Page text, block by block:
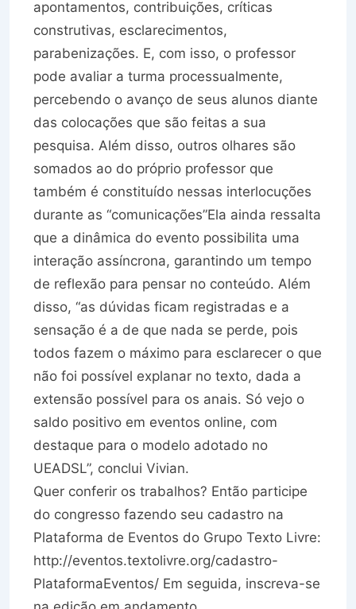
apontamentos, contribuições, críticas
construtivas, esclarecimentos,
parabenizações. E, com isso, o professor
pode avaliar a turma processualmente,
percebendo o avanço de seus alunos diante
das colocações que são feitas a sua
pesquisa. Além disso, outros olhares são
somados ao do próprio professor que
também é constituído nessas interlocuções
durante as “comunicações”Ela ainda ressalta
que a dinâmica do evento possibilita uma
interação assíncrona, garantindo um tempo
de reflexão para pensar no conteúdo. Além
disso, “as dúvidas ficam registradas e a
sensação é a de que nada se perde, pois
todos fazem o máximo para esclarecer o que
não foi possível explanar no texto, dada a
extensão possível para os anais. Só vejo o
saldo positivo em eventos online, com
destaque para o modelo adotado no
UEADSL”, conclui Vivian.
Quer conferir os trabalhos? Então participe
do congresso fazendo seu cadastro na
Plataforma de Eventos do Grupo Texto Livre:
http://eventos.textolivre.org/cadastro-
PlataformaEventos/ Em seguida, inscreva-se